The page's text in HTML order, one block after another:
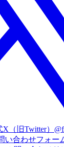
X（旧Twitter）
い合わせフォー